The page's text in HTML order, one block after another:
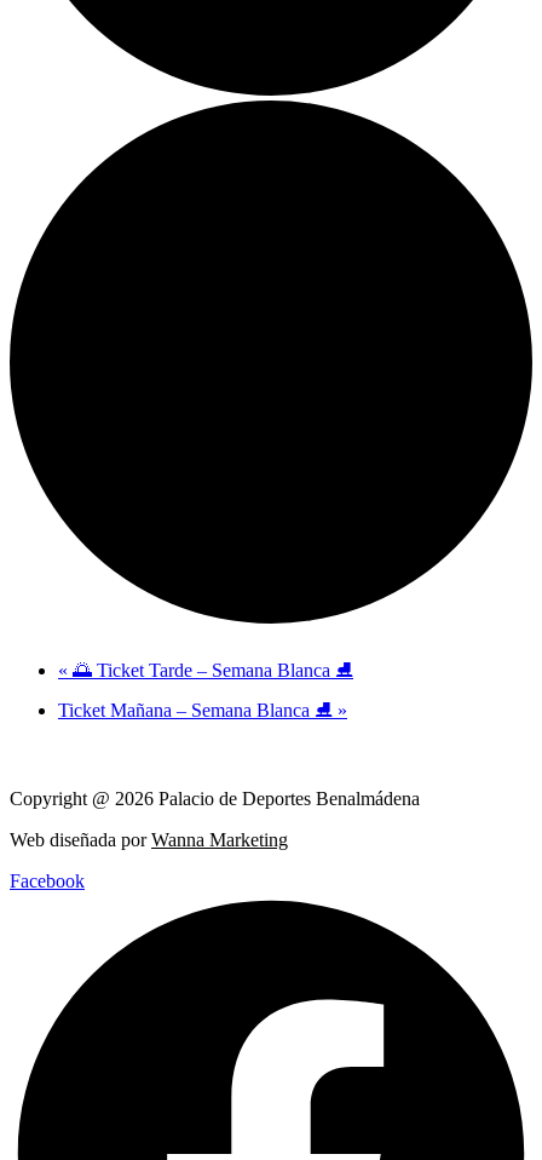
« 🌅 Ticket Tarde – Semana Blanca ⛸️
Ticket Mañana – Semana Blanca ⛸️ »
Copyright @ 2026 Palacio de Deportes Benalmádena
Web diseñada porWanna Marketing
Facebook